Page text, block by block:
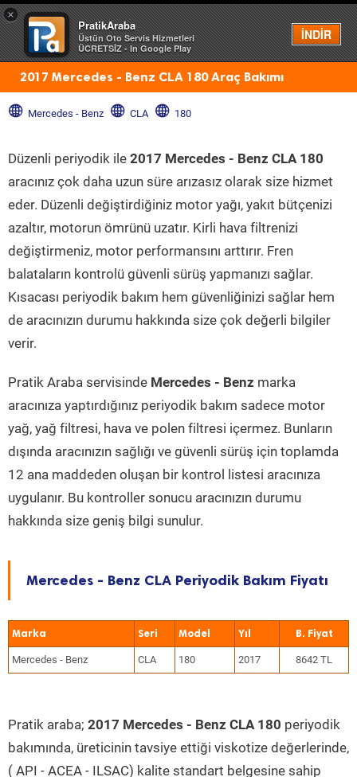
×
PratikAraba
Üstün Oto Servis Hizmetleri
ÜCRETSİZ - In Google Play
İNDİR
Menü
2017 Mercedes - Benz CLA 180 Araç Bakımı
Mercedes - Benz CLA 180
Düzenli periyodik ile 2017 Mercedes - Benz CLA 180
aracınız çok daha uzun süre arızasız olarak size hizmet
eder. Düzenli değiştirdiğiniz motor yağı, yakıt bütçenizi
azaltır, motorun ömrünü uzatır. Kirli hava filtrenizi
değiştirmeniz, motor performansını arttırır. Fren
balataların kontrolü güvenli sürüş yapmanızı sağlar.
Kısacası periyodik bakım hem güvenliğinizi sağlar hem
de aracınızın durumu hakkında size çok değerli bilgiler
verir.
Pratik Araba servisinde Mercedes - Benz marka
aracınıza yaptırdığınız periyodik bakım sadece motor
yağ, yağ filtresi, hava ve polen filtresi içermez. Bunların
dışında aracınızın sağlığı ve güvenli sürüş için toplamda
12 ana maddeden oluşan bir kontrol listesi aracınıza
uygulanır. Bu kontroller sonucu aracınızın durumu
hakkında size geniş bilgi sunulur.
Mercedes - Benz CLA Periyodik Bakım Fiyatı
Marka Seri Model Yıl
Mercedes - Benz CLA 180 2017 8642 TL
Pratik araba; 2017 Mercedes - Benz CLA 180 periyodik
bakımında, üreticinin tavsiye ettiği viskotize değerlerinde,
( API - ACEA - ILSAC) kalite standart belgesine sahip